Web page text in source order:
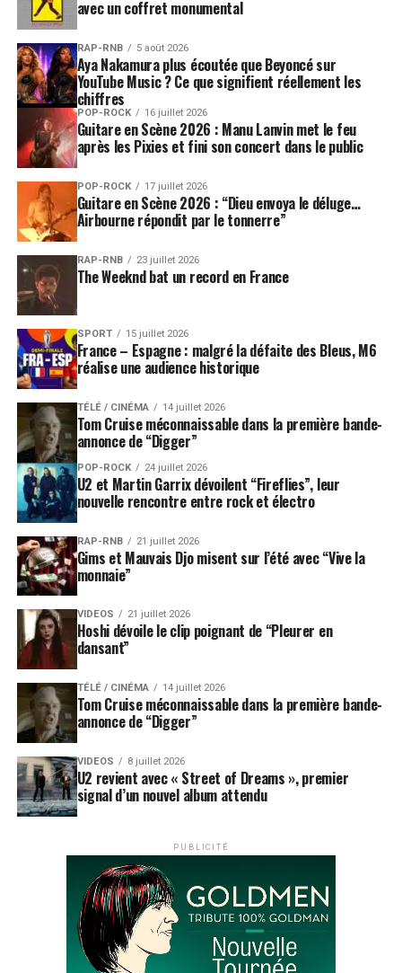
avec un coffret monumental
RAP-RNB 5 août 2026
Aya Nakamura plus écoutée que Beyoncé sur
YouTube Music ? Ce que signifient réellement les
chiffres
POP-ROCK 16 juillet 2026
Guitare en Scène 2026 : Manu Lanvin met le feu
après les Pixies et fini son concert dans le public
POP-ROCK 17 juillet 2026
Guitare en Scène 2026 : “Dieu envoya le déluge…
Airbourne répondit par le tonnerre”
RAP-RNB 23 juillet 2026
The Weeknd bat un record en France
SPORT 15 juillet 2026
France – Espagne : malgré la défaite des Bleus, M6
réalise une audience historique
TÉLÉ / CINÉMA 14 juillet 2026
Tom Cruise méconnaissable dans la première bande-
annonce de “Digger”
POP-ROCK 24 juillet 2026
U2 et Martin Garrix dévoilent “Fireflies”, leur
nouvelle rencontre entre rock et électro
RAP-RNB 21 juillet 2026
Gims et Mauvais Djo misent sur l’été avec “Vive la
monnaie”
VIDEOS 21 juillet 2026
Hoshi dévoile le clip poignant de “Pleurer en
dansant”
TÉLÉ / CINÉMA 14 juillet 2026
Tom Cruise méconnaissable dans la première bande-
annonce de “Digger”
VIDEOS 8 juillet 2026
U2 revient avec « Street of Dreams », premier
signal d’un nouvel album attendu
PUBLICITÉ